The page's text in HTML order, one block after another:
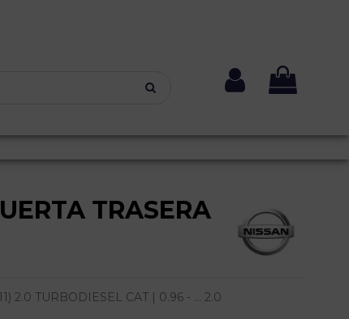
TRASERA
2.0 TURBODIESEL CAT | 0.96 - ... 2.0